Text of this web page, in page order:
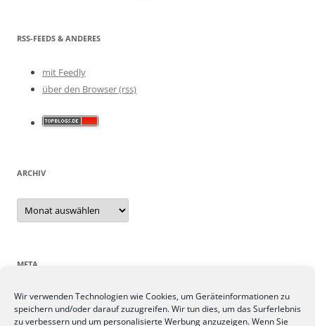
Wir verwenden Technologien wie Cookies, um Geräteinformationen zu
speichern und/oder darauf zuzugreifen. Wir tun dies, um das Surferlebnis
zu verbessern und um personalisierte Werbung anzuzeigen. Wenn Sie
RSS-FEEDS & ANDERES
mit Feedly
über den Browser (rss)
ARCHIV
Archiv
META
Anmelden
Eintrags-Feed